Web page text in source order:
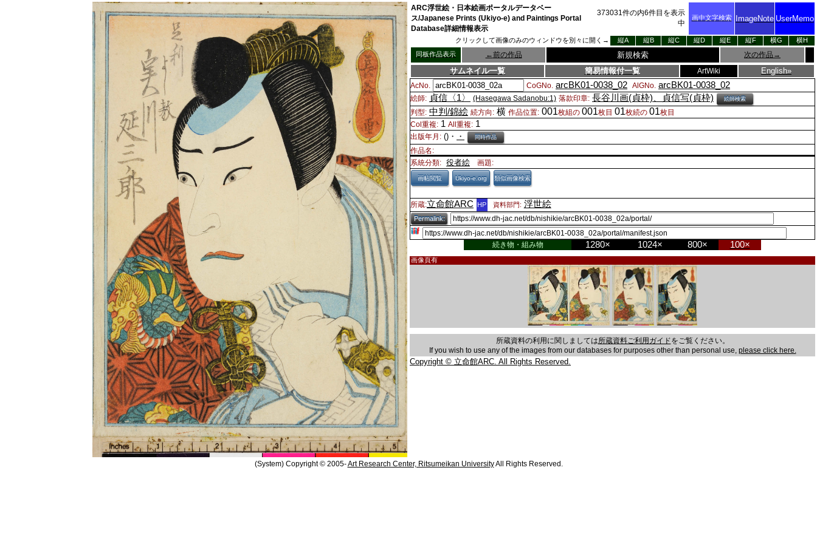
ARC浮世絵・日本絵画ポータルデータベー
ス/Japanese Prints (Ukiyo-e) and Paintings Portal
Database詳細情報表示
373031件の内6件目を表示
中
画中文字検索 ImageNote UserMemo
クリックして画像のみのウィンドウを別々に開く→ 縦A 縦B 縦C 縦D 縦E 縦F 横G
横H
同板作品表示
←前の作品 新規検索 次の作品 →
サムネイル一覧 簡易情報付一覧 ArtWiki English»
AcNo. CoGNo. arcBK01-0038_02 AlGNo. arcBK01-0038_02
絵師: 貞信〈1〉 (Hasegawa Sadanobu:1) 落款印章: 長谷川画(貞枠)、貞信写(貞枠) 絵師検索
判型: 中判/錦絵 続方向: 横 作品位置: 001枚組の 001枚目 01枚続の 01枚目
Col重複: 1 All重複: 1
出版年月: ()・ ・ 同時作品
作品名:
系統分類: 役者絵 画題:
画帖閲覧 Ukiyo-e.org 類似画像検索
所蔵:立命館ARC HP 資料部門: 浮世絵
Permalink:
続き物・組み物 1280× 1024× 800× 100×
画像頁有
所蔵資料の利用に関しましては所蔵資料ご利用ガイドをご覧ください。
If you wish to use any of the images from our databases for purposes other than personal use, please click here.
Copyright © 立命館ARC. All Rights Reserved.
(System) Copyright © 2005-Art Research Center, Ritsumeikan UniversityAll Rights Reserved.